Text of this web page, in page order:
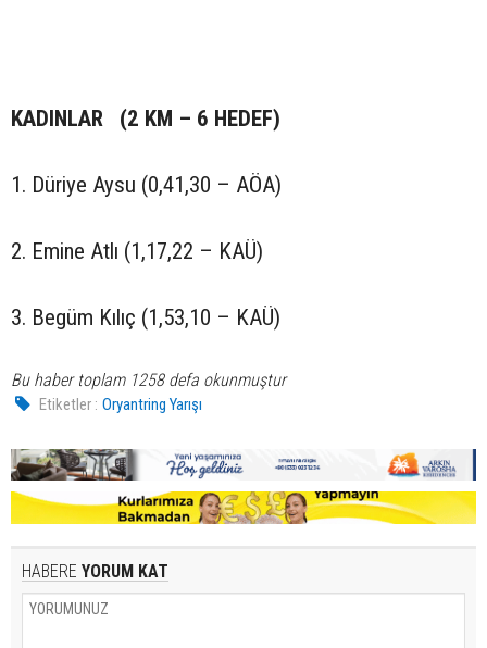
KADINLAR (2 KM – 6 HEDEF)
1. Düriye Aysu (0,41,30 – AÖA)
2. Emine Atlı (1,17,22 – KAÜ)
3. Begüm Kılıç (1,53,10 – KAÜ)
Bu haber toplam 1258 defa okunmuştur
Etiketler : Oryantring Yarışı
HABERE YORUM KAT